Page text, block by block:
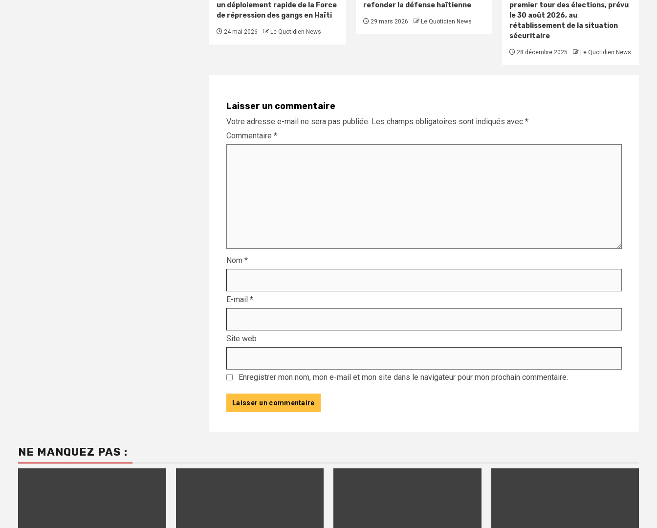
un déploiement rapide de la Force
de répression des gangs en Haïti
24 mai 2026 Le Quotidien News
refonder la défense haïtienne
29 mars 2026 Le Quotidien News
premier tour des élections, prévu
le 30 août 2026, au
rétablissement de la situation
sécuritaire
28 décembre 2025 Le Quotidien News
Laisser un commentaire
Votre adresse e-mail ne sera pas publiée. Les champs obligatoires sont indiqués avec *
Commentaire *
Nom *
E-mail *
Site web
Enregistrer mon nom, mon e-mail et mon site dans le navigateur pour mon prochain commentaire.
NE MANQUEZ PAS :